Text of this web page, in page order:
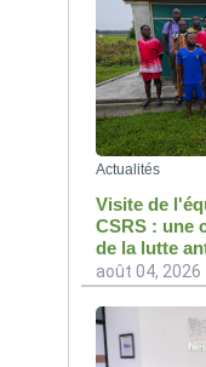
Actualités
Visite de
CSRS : une
de la lutte
août 04, 2026